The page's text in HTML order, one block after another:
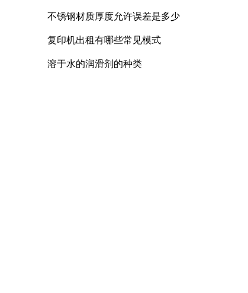
不锈钢材质厚度允许误差是多少
复印机出租有哪些常见模式
溶于水的润滑剂的种类